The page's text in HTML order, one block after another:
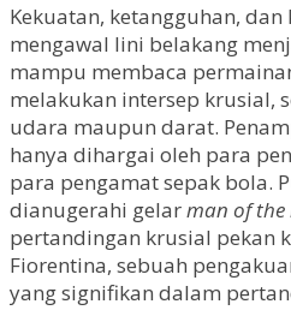
Kekuatan, ketangguhan,
mengawal lini belakang
mampu membaca
melakukan intersep krusial,
udara maupun darat.
hanya dihargai oleh para
para pengamat sepak bola.
dianugerahi gelarman of the
pertandingan krusial pekan
Fiorentina, sebuah
yang signifikan dalam